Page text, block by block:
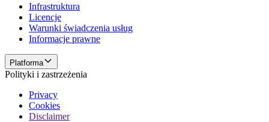
Infrastruktura
Licencje
Warunki świadczenia usług
Informacje prawne
Platforma
Polityki i zastrzeżenia
Privacy
Cookies
Disclaimer